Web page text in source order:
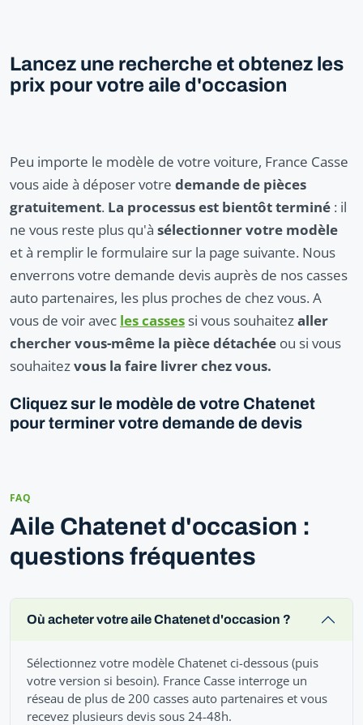
Lancez une recherche et obtenez les
prix pour votre aile d'occasion
Peu importe le modèle de votre voiture, France Casse
vous aide à déposer votre demande de pièces
gratuitement. La processus est bientôt terminé : il
ne vous reste plus qu'à sélectionner votre modèle
et à remplir le formulaire sur la page suivante. Nous
enverrons votre demande devis auprès de nos casses
auto partenaires, les plus proches de chez vous. A
vous de voir avec les casses si vous souhaitezaller
chercher vous-même la pièce détachée ou si vous
souhaitezvous la faire livrer chez vous.
Cliquez sur le modèle de votre Chatenet
pour terminer votre demande de devis
FAQ
Aile Chatenet d'occasion :
questions fréquentes
Où acheter votre aile Chatenet d'occasion ?
Sélectionnez votre modèle Chatenet ci-dessous (puis
votre version si besoin). France Casse interroge un
réseau de plus de 200 casses auto partenaires et vous
recevez plusieurs devis sous 24-48h.